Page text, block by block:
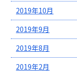
2019年10月
2019年9月
2019年8月
2019年2月